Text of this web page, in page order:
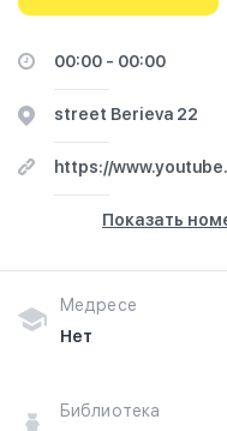
00:00 - 00:00
street Berieva 22
https://
Показать
Медресе
Нет
Библиотека